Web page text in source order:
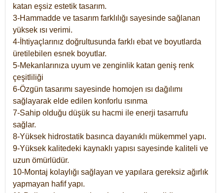
katan eşsiz estetik tasarım.
3-Hammadde ve tasarım farklılığı sayesinde sağlanan
yüksek ısı verimi.
4-İhtiyaçlarınız doğrultusunda farklı ebat ve boyutlarda
üretilebilen esnek boyutlar.
5-Mekanlarınıza uyum ve zenginlik katan geniş renk
çeşitliliği
6-Özgün tasarımı sayesinde homojen ısı dağılımı
sağlayarak elde edilen konforlu ısınma
7-Sahip olduğu düşük su hacmi ile enerji tasarrufu
sağlar.
8-Yüksek hidrostatik basınca dayanıklı mükemmel yapı.
9-Yüksek kalitedeki kaynaklı yapısı sayesinde kaliteli ve
uzun ömürlüdür.
10-Montaj kolaylığı sağlayan ve yapılara gereksiz ağırlık
yapmayan hafif yapı.